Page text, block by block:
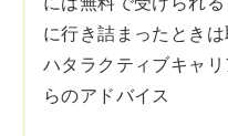
に行き詰まったときは
ハタラクティブキャ
らのアドバイス